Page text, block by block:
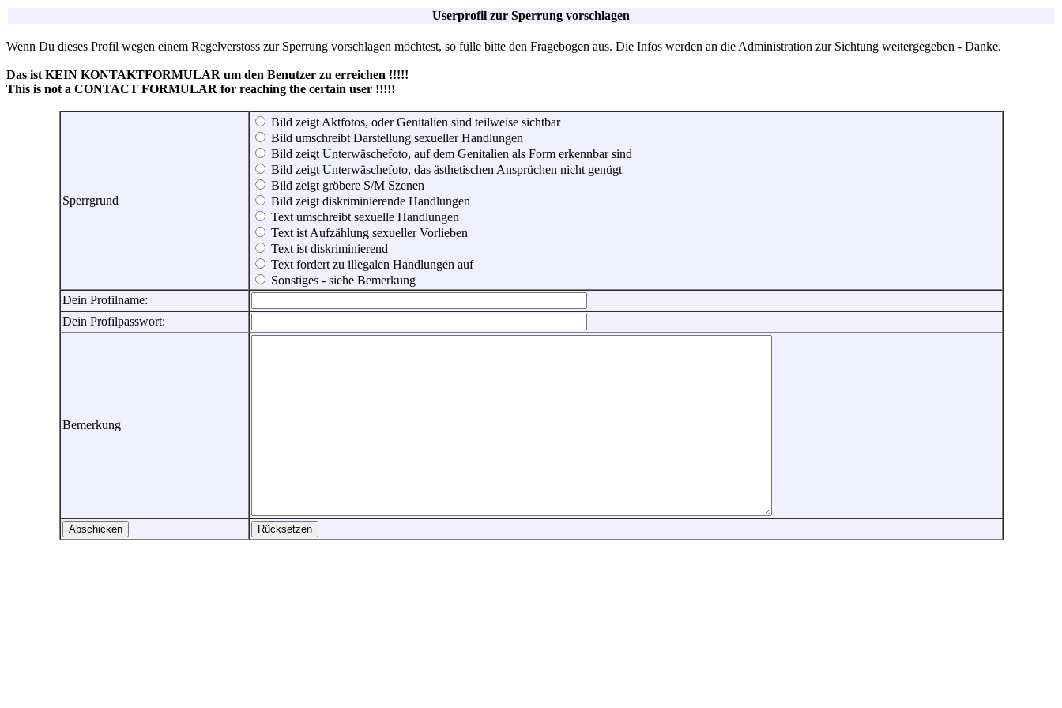
Userprofil zur Sperrung vorschlagen
Wenn Du dieses Profil wegen einem Regelverstoss zur Sperrung vorschlagen möchtest, so fülle bitte den Fragebogen aus. Die Infos werden an die Administration zur Sichtung weitergegeben - Danke.
Das ist KEIN KONTAKTFORMULAR um den Benutzer zu erreichen !!!!!
This is not a CONTACT FORMULAR for reaching the certain user !!!!!
Sperrgrund
Bild zeigt Aktfotos, oder Genitalien sind teilweise sichtbar
Bild umschreibt Darstellung sexueller Handlungen
Bild zeigt Unterwäschefoto, auf dem Genitalien als Form erkennbar sind
Bild zeigt Unterwäschefoto, das ästhetischen Ansprüchen nicht genügt
Bild zeigt gröbere S/M Szenen
Bild zeigt diskriminierende Handlungen
Text umschreibt sexuelle Handlungen
Text ist Aufzählung sexueller Vorlieben
Text ist diskriminierend
Text fordert zu illegalen Handlungen auf
Sonstiges - siehe Bemerkung
Dein Profilname:
Dein Profilpasswort:
Bemerkung